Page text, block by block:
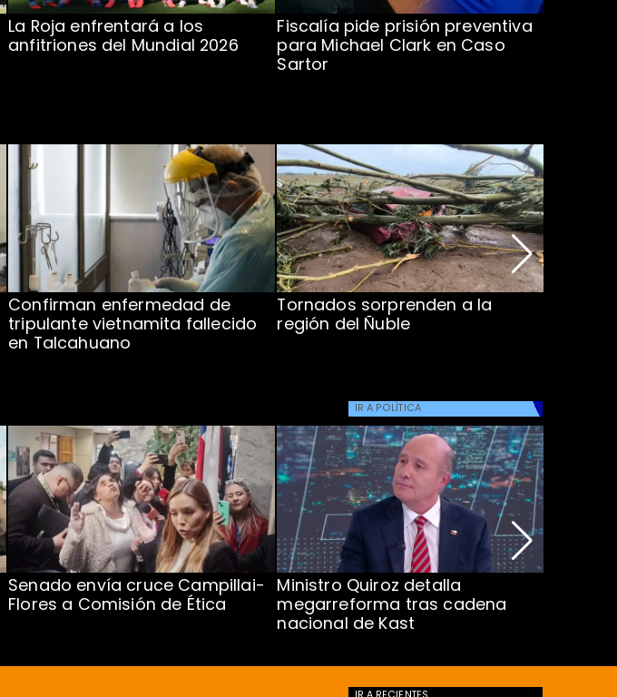
La Roja enfrentará a los
anfitriones del Mundial 2026
Fiscalía pide prisión preventiva
para Michael Clark en Caso
Sartor
Confirman enfermedad de
tripulante vietnamita fallecido
en Talcahuano
Tornados sorprenden a la
región del Ñuble
IR A POLÍTICA
Senado envía cruce Campillai-
Flores a Comisión de Ética
Ministro Quiroz detalla
megarreforma tras cadena
nacional de Kast